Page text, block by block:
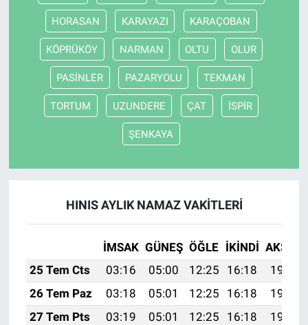
HORASAN KARAYAZI KARAÇOBAN
KÖPRÜKÖY NARMAN OLTU OLUR
PASİNLER PAZARYOLU TEKMAN
TORTUM UZUNDERE ÇAT İSPİR
ŞENKAYA
HINIS AYLIK NAMAZ VAKITLERI
İMSAK GÜNEŞ ÖĞLE İKINDI AKŞAM
25 Tem Cts
03:16 05:00 12:25 16:18
19:40
26 Tem Paz
03:18 05:01 12:25 16:18
19:39
27 Tem Pts
03:19 05:01 12:25 16:18
19:38